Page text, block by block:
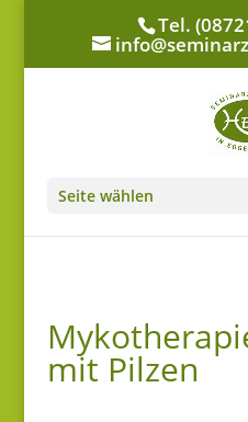
Tel.
Seite wählen
mit Pilzen